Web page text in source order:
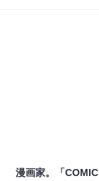
漫画家。「